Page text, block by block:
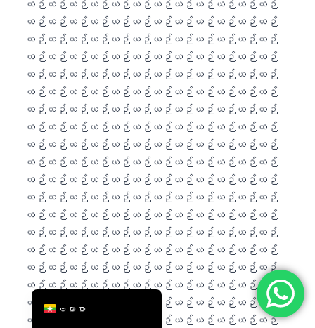
ဗမာစာ
English
Deutsch
العربية
Français
עִבְרִית
Italiano
Español
Português
Ελληνικά
Türkçe
Română
简体中文
فارسی